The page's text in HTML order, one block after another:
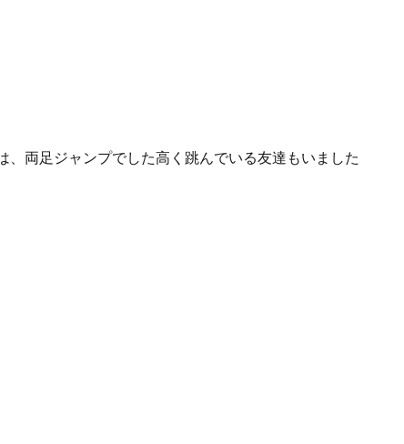
両足ジャンプでした高く跳んでいる友達もいました